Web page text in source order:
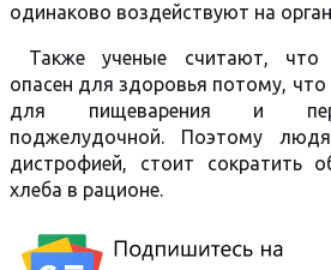
одинаково воздействуют на
Также ученые считают, что
опасен для здоровья потому,
для пищеварения и
поджелудочной. Поэтому
дистрофией, стоит сократить
хлеба в рационе.